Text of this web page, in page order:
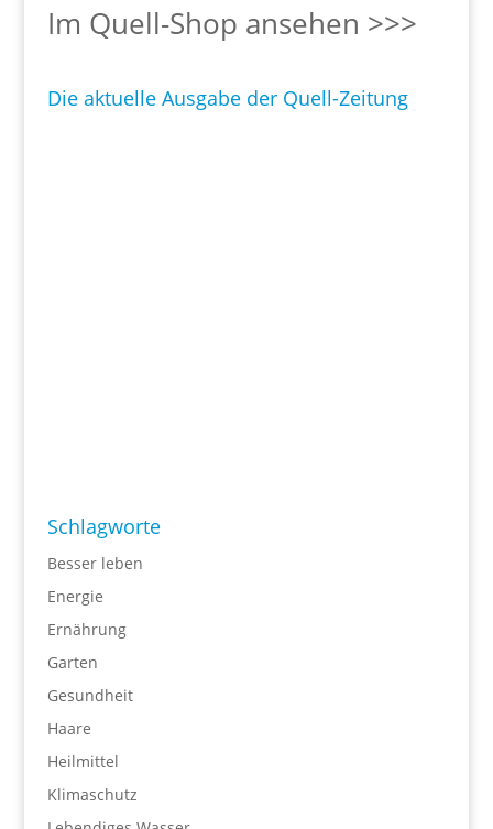
Im Quell-Shop ansehen >>>
Die aktuelle Ausgabe der Quell-Zeitung
Schlagworte
Besser leben
Energie
Ernährung
Garten
Gesundheit
Haare
Heilmittel
Klimaschutz